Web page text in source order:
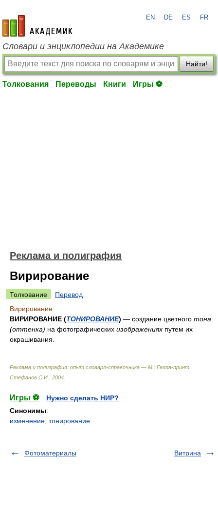
academic.ru
EN DE ES FR
Словари и энциклопедии на Академике
Найти!
Толкования Переводы Книги Игры ⚽
Реклама и полиграфия
Вирирование
Толкование
Перевод
Вирирование
ВИРИРОВАНИЕ (ТОНИРОВАНИЕ) — создание цветного тона
(оттенка) на фотографических изображениях путем их
окрашивания.
Реклама и полиграфия: опыт словаря-справочника.— М.: Гелла-принт
Стефанов С.И.
2004
Игры ⚽
Нужно сделать НИР?
Синонимы:
изменение тонирование
Фотоматериалы Витрина